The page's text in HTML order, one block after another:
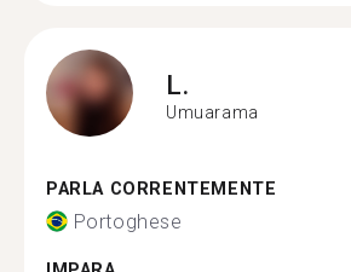
L.
Umuarama
PARLA CORRENTEMENTE
Portoghese